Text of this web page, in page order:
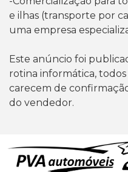
e ilhas (transporte por
uma empresa
Este anúncio foi
rotina informática, todos
carecem de
do vendedor.